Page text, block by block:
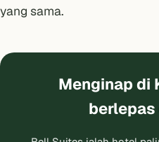
yang sama.
Menginap di
berlepas